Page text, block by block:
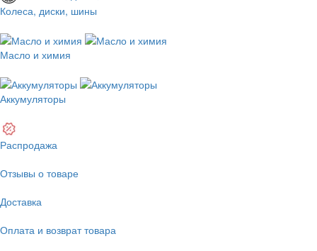
Колеса, диски, шины
Масло и химия
Аккумуляторы
Распродажа
Отзывы о товаре
Доставка
Оплата и возврат товара